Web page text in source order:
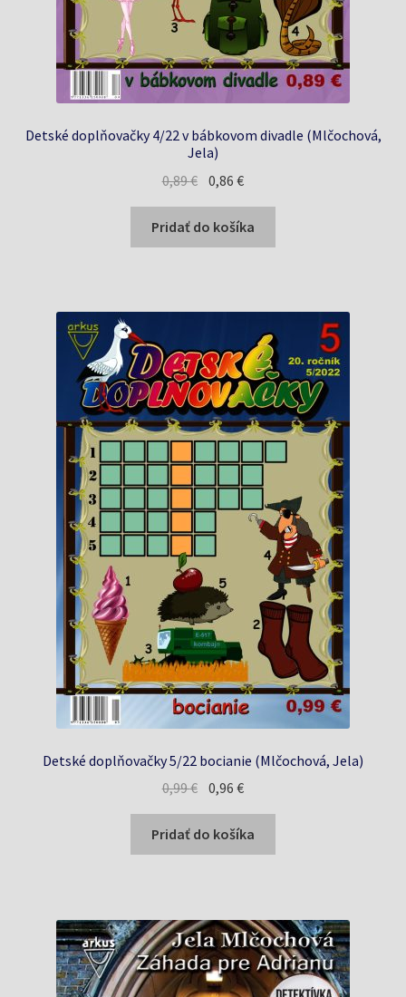
Detské doplňovačky 4/22 v bábkovom divadle (Mlčochová,
Jela)
0,89€ Pôvodná
bola:
0,89 €.
0,86€Aktuálna
je:
0,86 €.
Pridať do košíka
Detské doplňovačky 5/22 bocianie (Mlčochová, Jela)
0,99€ Pôvodná
cena
bola:
0,99 €.
0,96€Aktuálna
cena
je:
0,96 €.
Pridať do košíka